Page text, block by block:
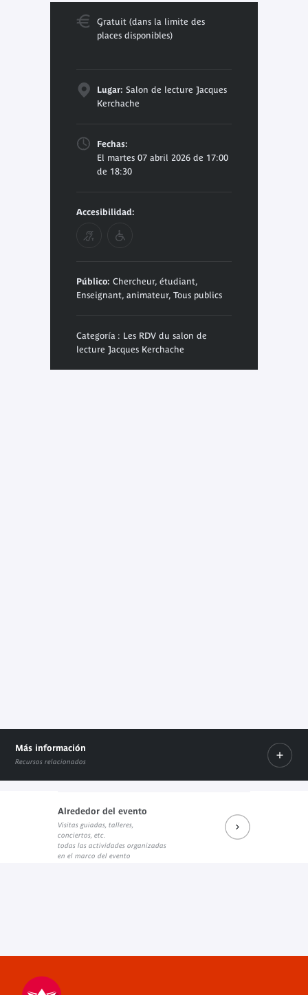
Gratuit (dans la limite des
places disponibles)
Lugar: Salon de lecture Jacques
Kerchache
Fechas:
El martes 07 abril 2026 de 17:00
de 18:30
Accesibilidad:
Público: Chercheur, étudiant,
Enseignant, animateur, Tous publics
Categoría : Les RDV du salon de
lecture Jacques Kerchache
Más información
Recursos relacionados
Prochains rendez-vous du salon de lecture JK
Enlace externo
Réécouter les dernières rencontres
Enlace externo
Prochains événements sur
Enlace externo
Alrededor del evento
Visitas guiadas, talleres,
conciertos, etc.
todas las actividades organizadas
en el marco del evento